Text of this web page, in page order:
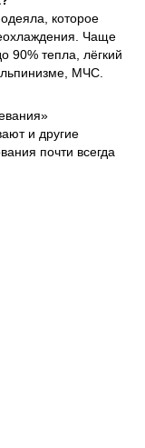
которое
Чаще
90% тепла, лёгкий
МЧС.
и другие
почти всегда